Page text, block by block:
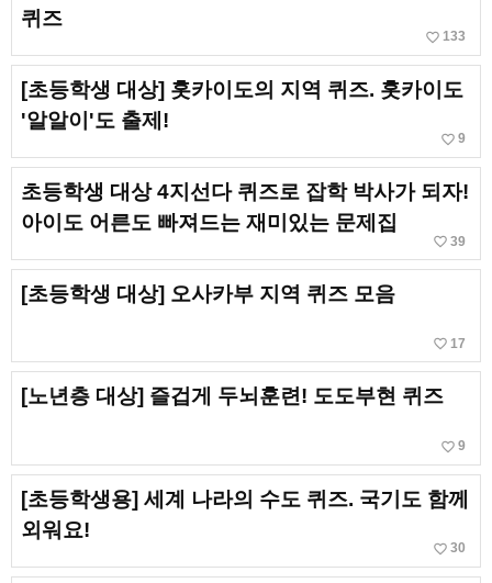
퀴즈
favorite_border 133
[초등학생 대상] 홋카이도의 지역 퀴즈. 홋카이도
'알알이'도 출제!
favorite_border 9
초등학생 대상 4지선다 퀴즈로 잡학 박사가 되자!
아이도 어른도 빠져드는 재미있는 문제집
favorite_border 39
[초등학생 대상] 오사카부 지역 퀴즈 모음
favorite_border 17
[노년층 대상] 즐겁게 두뇌훈련! 도도부현 퀴즈
favorite_border 9
[초등학생용] 세계 나라의 수도 퀴즈. 국기도 함께
외워요!
favorite_border 30